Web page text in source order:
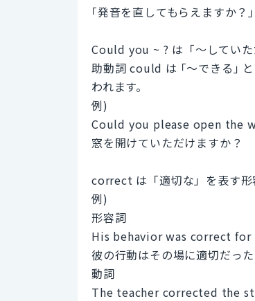
｢発音を直してもらえますか？
Could you ~ ? は「～していた
助動詞 could は ｢～できる｣
われます。
例)
Could you please open the
窓を開けていただけますか？
correct は「適切な」を表す形
例)
形容詞
His behavior was correct for
彼の行動はその場に適切だった
動詞
The teacher corrected the